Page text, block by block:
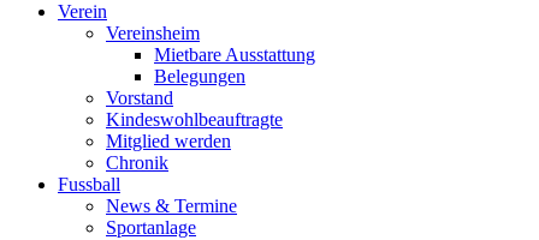
Verein
Vereinsheim
Mietbare Ausstattung
Belegungen
Vorstand
Kindeswohlbeauftragte
Mitglied werden
Chronik
Fussball
News & Termine
Sportanlage